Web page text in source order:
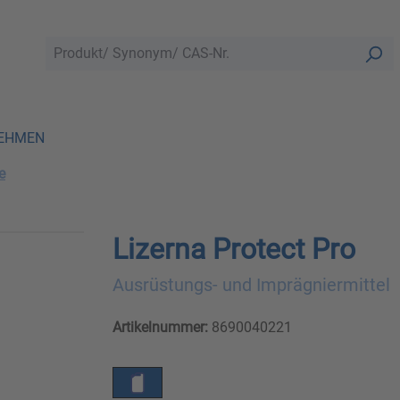
Lizerna Protect Pro
Ausrüstungs- und Imprägniermittel
Artikelnummer:8690040221